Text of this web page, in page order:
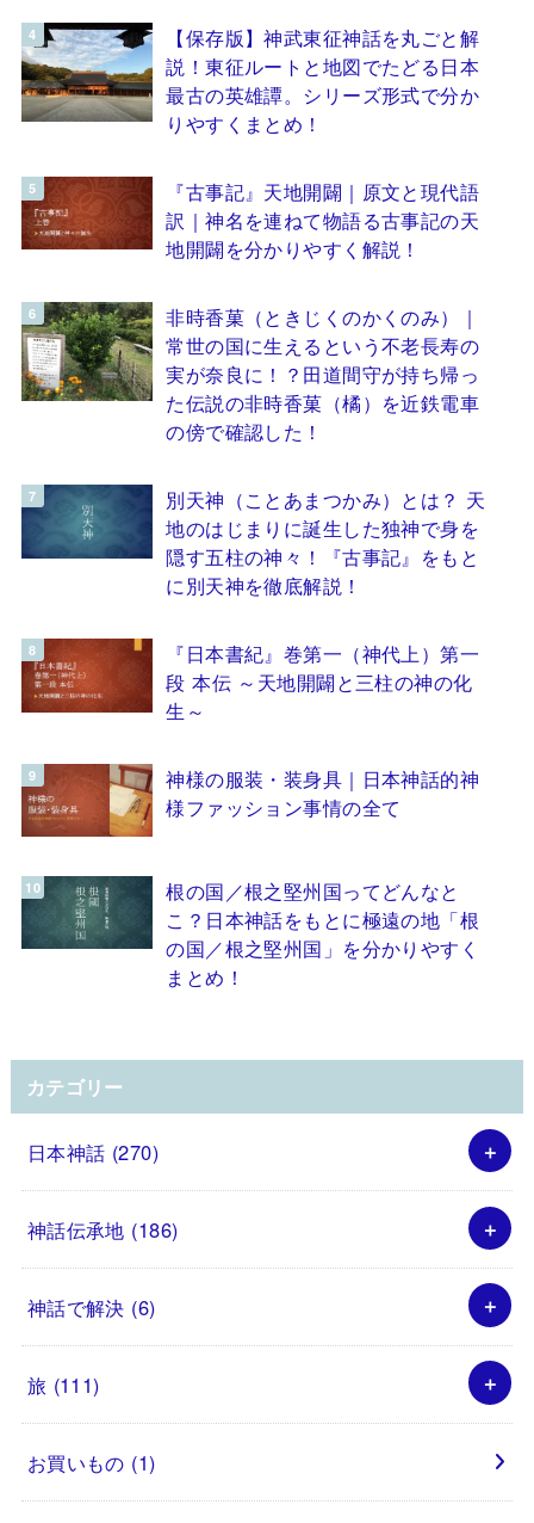
【保存版】神武東征神話を丸ごと解
説！東征ルートと地図でたどる日本
最古の英雄譚。シリーズ形式で分か
りやすくまとめ！
『古事記』天地開闢｜原文と現代語
訳｜神名を連ねて物語る古事記の天
地開闢を分かりやすく解説！
非時香菓（ときじくのかくのみ）｜
常世の国に生えるという不老長寿の
実が奈良に！？田道間守が持ち帰っ
た伝説の非時香菓（橘）を近鉄電車
の傍で確認した！
別天神（ことあまつかみ）とは？ 天
地のはじまりに誕生した独神で身を
隠す五柱の神々！『古事記』をもと
に別天神を徹底解説！
『日本書紀』巻第一（神代上）第一
段 本伝 ～天地開闢と三柱の神の化
生～
神様の服装・装身具｜日本神話的神
様ファッション事情の全て
根の国／根之堅州国ってどんなと
こ？日本神話をもとに極遠の地「根
の国／根之堅州国」を分かりやすく
まとめ！
カテゴリー
日本神話 (270)
神話伝承地 (186)
神話で解決 (6)
旅 (111)
お買いもの (1)